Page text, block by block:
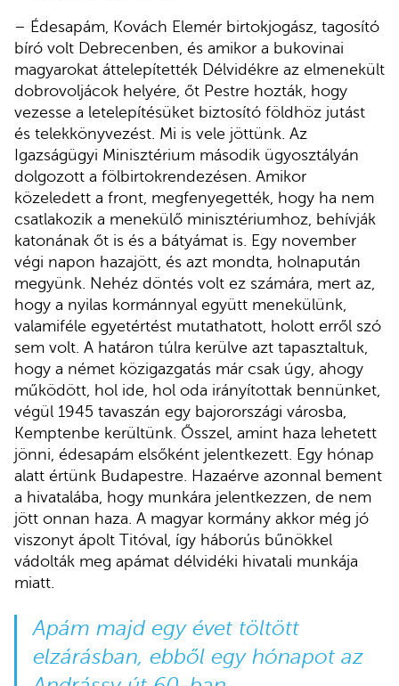
– Édesapám, Kovách Elemér birtokjogász, tagosító
bíró volt Debrecenben, és amikor a bukovinai
magyarokat áttelepítették Délvidékre az elmenekült
dobrovoljácok helyére, őt Pestre hozták, hogy
vezesse a letelepítésüket biztosító földhöz jutást
és telekkönyvezést. Mi is vele jöttünk. Az
Igazságügyi Minisztérium második ügyosztályán
dolgozott a fölbirtokrendezésen. Amikor
közeledett a front, megfenyegették, hogy ha nem
csatlakozik a menekülő minisztériumhoz, behívják
katonának őt is és a bátyámat is. Egy november
végi napon hazajött, és azt mondta, holnapután
megyünk. Nehéz döntés volt ez számára, mert az,
hogy a nyilas kormánnyal együtt menekülünk,
valamiféle egyetértést mutathatott, holott erről szó
sem volt. A határon túlra kerülve azt tapasztaltuk,
hogy a német közigazgatás már csak úgy, ahogy
működött, hol ide, hol oda irányítottak bennünket,
végül 1945 tavaszán egy bajorországi városba,
Kemptenbe kerültünk. Ősszel, amint haza lehetett
jönni, édesapám elsőként jelentkezett. Egy hónap
alatt értünk Budapestre. Hazaérve azonnal bement
a hivatalába, hogy munkára jelentkezzen, de nem
jött onnan haza. A magyar kormány akkor még jó
viszonyt ápolt Titóval, így háborús bűnökkel
vádolták meg apámat délvidéki hivatali munkája
miatt.
Apám majd egy évet töltött
elzárásban, ebből egy hónapot az